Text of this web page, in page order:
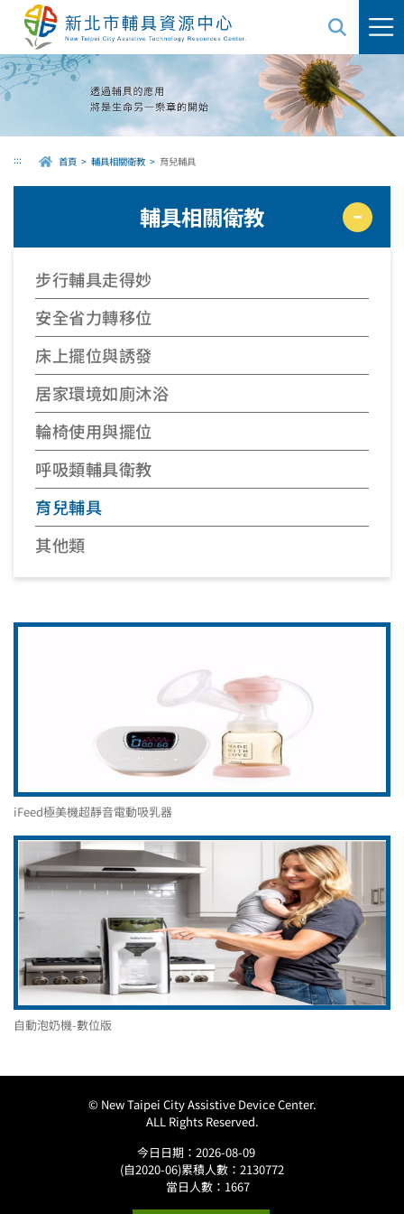
要
內
容
::: 首頁 輔具相關衛教 育兒輔具
輔具相關衛教
步行輔具走得妙
安全省力轉移位
床上擺位與誘發
居家環境如廁沐浴
輪椅使用與擺位
呼吸類輔具衛教
育兒輔具
其他類
iFeed極美機超靜音電動吸乳器
自動泡奶機-數位版
© New Taipei City Assistive Device Center.
ALL Rights Reserved.
今日日期：2026-08-09
(自2020-06)累積人數：2130772
當日人數：1667